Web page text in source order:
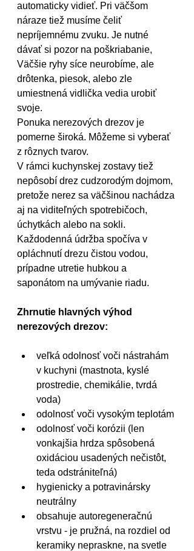
automaticky vidieť. Pri väčšom
náraze tiež musíme čeliť
nepríjemnému zvuku. Je nutné
dávať si pozor na poškriabanie,
Väčšie ryhy síce neurobíme, ale
drôtenka, piesok, alebo zle
umiestnená vidlička vedia urobiť
svoje.
Ponuka nerezových drezov je
pomerne široká. Môžeme si vyberať
z rôznych tvarov.
V rámci kuchynskej zostavy tiež
nepôsobí drez cudzorodým dojmom,
pretože nerez sa väčšinou nachádza
aj na viditeľných spotrebičoch,
úchytkách alebo na sokli.
Každodenná údržba spočíva v
opláchnutí drezu čistou vodou,
prípadne utretie hubkou a
saponátom na umývanie riadu.
Zhrnutie hlavných výhod
nerezových drezov:
veľká odolnosť voči nástrahám
v kuchyni (mastnota, kyslé
prostredie, chemikálie, tvrdá
voda)
odolnosť voči vysokým teplotám
odolnosť voči korózii (len
vonkajšia hrdza spôsobená
oxidáciou usadených nečistôt,
teda odstrániteľná)
hygienicky a potravinársky
neutrálny
obsahuje autoregeneračnú
vrstvu - je pružná, na rozdiel od
keramiky nepraskne, na svetle